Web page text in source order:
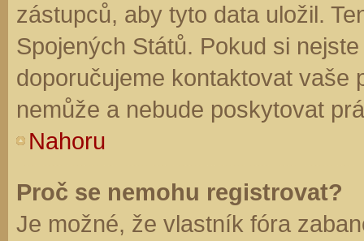
zástupců, aby tyto data uložil.
Spojených Států. Pokud si
doporučujeme kontaktovat vaše
nemůže a nebude poskytovat
Nahoru
Proč se nemohu registrovat?
Je možné, že vlastník fóra